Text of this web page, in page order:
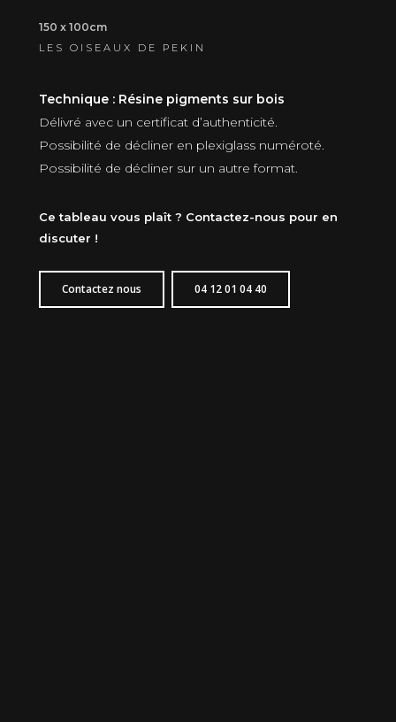
150 x 100cm
LES OISEAUX DE PEKIN
Technique : Résine pigments sur bois
Délivré avec un certificat d’authenticité.
Possibilité de décliner en plexiglass numéroté.
Possibilité de décliner sur un autre format.
Ce tableau vous plaît ? Contactez-nous pour en
discuter !
Contactez nous 04 12 01 04 40